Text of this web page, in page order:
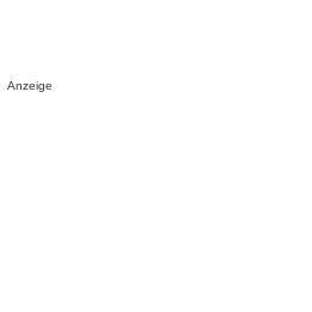
Anzeige